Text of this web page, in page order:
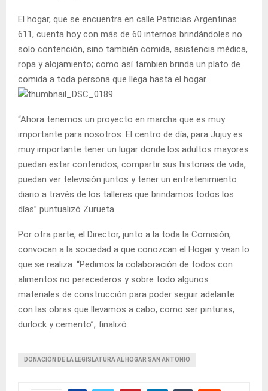
El hogar, que se encuentra en calle Patricias Argentinas
611, cuenta hoy con más de 60 internos brindándoles no
solo contención, sino también comida, asistencia médica,
ropa y alojamiento; como así tambien brinda un plato de
comida a toda persona que llega hasta el hogar.
“Ahora tenemos un proyecto en marcha que es muy
importante para nosotros. El centro de día, para Jujuy es
muy importante tener un lugar donde los adultos mayores
puedan estar contenidos, compartir sus historias de vida,
puedan ver televisión juntos y tener un entretenimiento
diario a través de los talleres que brindamos todos los
días” puntualizó Zurueta.
Por otra parte, el Director, junto a la toda la Comisión,
convocan a la sociedad a que conozcan el Hogar y vean lo
que se realiza. “Pedimos la colaboración de todos con
alimentos no perecederos y sobre todo algunos
materiales de construcción para poder seguir adelante
con las obras que llevamos a cabo, como ser pinturas,
durlock y cemento”, finalizó.
DONACIÓN DE LA LEGISLATURA AL HOGAR SAN ANTONIO